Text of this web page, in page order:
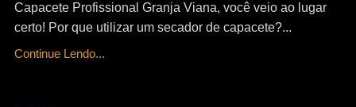
Capacete Profissional Granja Viana, você veio ao lugar
certo! Por que utilizar um secador de capacete?...
Continue Lendo...